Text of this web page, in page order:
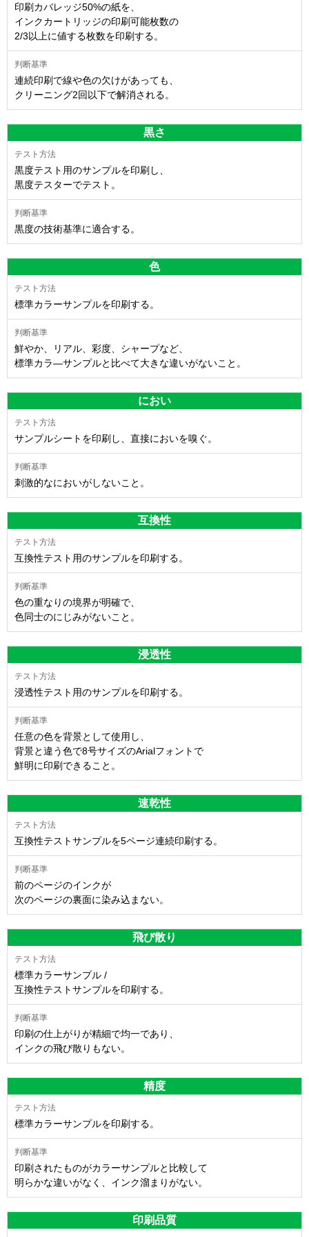
印刷カバレッジ50%の紙を、
インクカートリッジの印刷可能枚数の
2/3以上に値する枚数を印刷する。
連続印刷で線や色の欠けがあっても、
クリーニング2回以下で解消される。
黒さ
黒度テスト用のサンプルを印刷し、
黒度テスターでテスト。
黒度の技術基準に適合する。
色
標準カラーサンプルを印刷する。
鮮やか、リアル、彩度、シャープなど、
標準カラ―サンプルと比べて大きな違いがないこと。
におい
サンプルシートを印刷し、直接においを嗅ぐ。
刺激的なにおいがしないこと。
互換性
互換性テスト用のサンプルを印刷する。
色の重なりの境界が明確で、
色同士のにじみがないこと。
浸透性
浸透性テスト用のサンプルを印刷する。
任意の色を背景として使用し、
背景と違う色で8号サイズのArialフォントで
鮮明に印刷できること。
速乾性
互換性テストサンプルを5ページ連続印刷する。
前のページのインクが
次のページの裏面に染み込まない。
飛び散り
標準カラーサンプル /
互換性テストサンプルを印刷する。
印刷の仕上がりが精細で均一であり、
インクの飛び散りもない。
精度
標準カラーサンプルを印刷する。
印刷されたものがカラーサンプルと比較して
明らかな違いがなく、インク溜まりがない。
印刷品質